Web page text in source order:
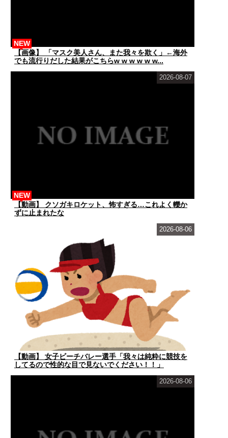
【画像】 「マスク美人さん、また我々を欺く」←海外
でも流行りだした結果がこちらw w w w w w...
NEW
【動画】 クソガキロケット、怖すぎる…これよく轢か
ずに止まれたな
NEW
2026-08-07
【動画】 女子ビーチバレー選手「我々は純粋に競技を
してるので性的な目で見ないでください！！」
2026-08-06
2026-08-06